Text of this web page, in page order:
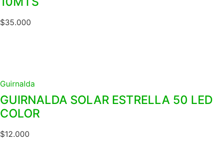
$35.000
Guirnalda
GUIRNALDA SOLAR ESTRELLA 50 LED
COLOR
$12.000